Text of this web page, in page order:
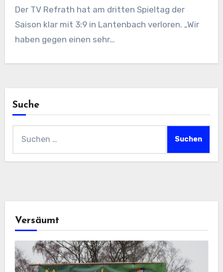
Der TV Refrath hat am dritten Spieltag der
Saison klar mit 3:9 in Lantenbach verloren. „Wir
haben gegen einen sehr…
Suche
nach:
Versäumt